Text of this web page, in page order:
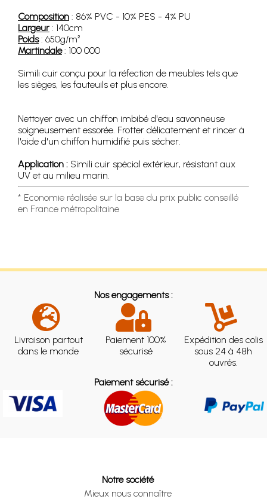
Composition : 86% PVC - 10% PES - 4% PU
Largeur: 140cm
Poids: 650g/m²
Martindale: 100 000
Simili cuir conçu pour la réfection de meubles tels que
les sièges, les fauteuils et plus encore.
Nettoyer avec un chiffon imbibé d'eau savonneuse
soigneusement essorée. Frotter délicatement et rincer à
l'aide d'un chiffon humidifié puis sécher.
Application : Simili cuir spécial extérieur, résistant aux
UV et au milieu marin.
* Economie réalisée sur la base du prix public conseillé
en France métropolitaine
Nos engagements :
Livraison partout
dans le monde
Paiement 100%
sécurisé
Expédition des colis
sous 24 à 48h
ouvrés.
Paiement sécurisé :
Notre société
Mieux nous connaître